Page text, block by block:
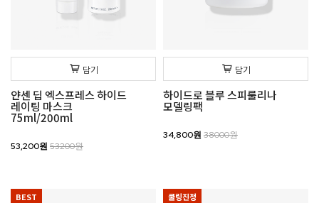
담기
얀센 딥 엑스프레스 하이드
레이팅 마스크
75ml/200ml
53,200원 53200원
담기
하이드로 블루 스피룰리나
모델링팩
34,800원 38000원
BEST
쿨링진정